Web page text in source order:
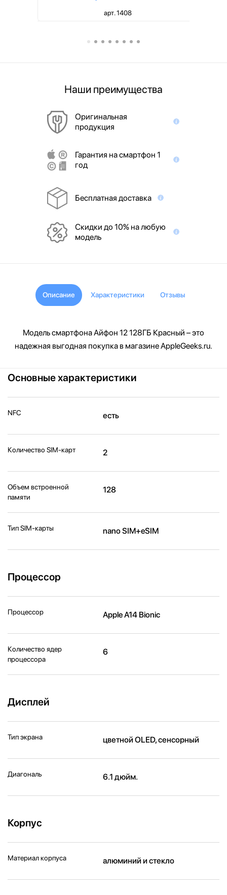
арт. 1408
Наши преимущества
Оригинальная
продукция
Гарантия на смартфон 1
год
Бесплатная доставка
Скидки до 10% на любую
модель
Описание Характеристики Отзывы
Модель смартфона Айфон 12 128ГБ Красный – это
надежная выгодная покупка в магазине AppleGeeks.ru.
Основные характеристики
NFC есть
Количество SIM-карт 2
Объем встроенной
памяти
128
Тип SIM-карты nano SIM+eSIM
Процессор
Процессор Apple A14 Bionic
Количество ядер
процессора
6
Дисплей
Тип экрана цветной OLED, сенсорный
Диагональ 6.1 дюйм.
Корпус
Материал корпуса алюминий и стекло